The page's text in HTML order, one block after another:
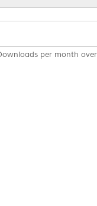
per month